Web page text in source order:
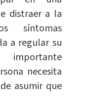
distraer a la
síntomas
a regular su
importante
necesita
asumir que